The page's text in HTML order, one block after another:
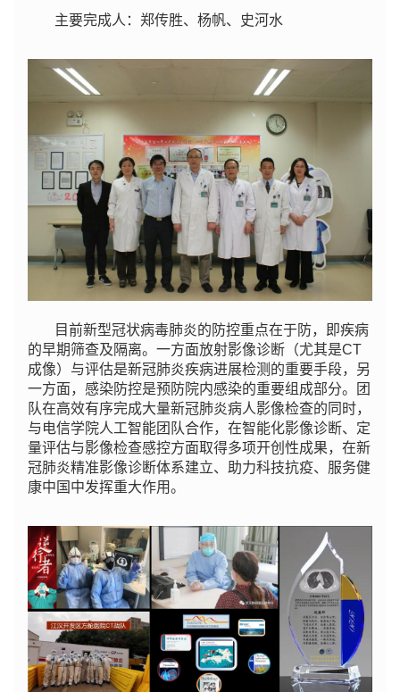
主要完成人：郑传胜、杨帆、史河水
目前新型冠状病毒肺炎的防控重点在于防，即疾病
的早期筛查及隔离。一方面放射影像诊断（尤其是CT
成像）与评估是新冠肺炎疾病进展检测的重要手段，另
一方面，感染防控是预防院内感染的重要组成部分。团
队在高效有序完成大量新冠肺炎病人影像检查的同时，
与电信学院人工智能团队合作，在智能化影像诊断、定
量评估与影像检查感控方面取得多项开创性成果，在新
冠肺炎精准影像诊断体系建立、助力科技抗疫、服务健
康中国中发挥重大作用。